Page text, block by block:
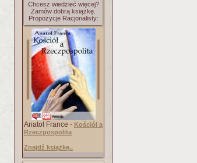
Chcesz wiedzieć więcej?
Zamów dobrą książkę.
Propozycje Racjonalisty:
Anatol France - Kościół a
Rzeczpospolita
Znajdź książkę..